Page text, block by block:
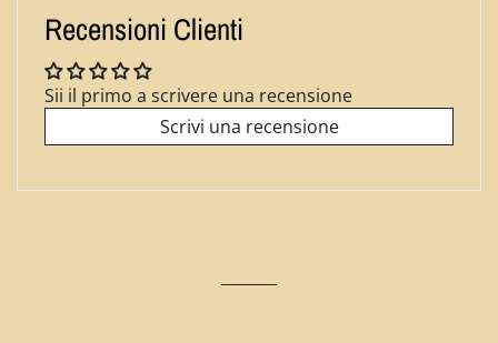
Recensioni Clienti
Sii il primo a scrivere una recensione
Scrivi una recensione